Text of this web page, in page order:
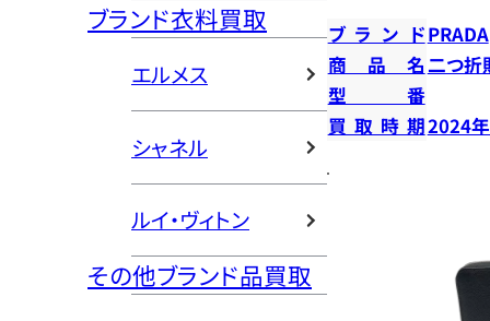
ブランド衣料買取
エルメス
シャネル
ルイ・ヴィトン
その他ブランド品買取
ブランドPRADA
商品名二つ折
型番
買取時期2024